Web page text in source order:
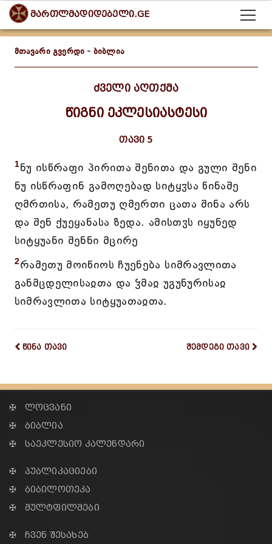
მართლმადიდებელი.GE
მთავარი გვერდი - ბიბლია
ძველი აღთქმა
წიგნი ეკლესიასტესი
თავი 5
1ნუ ისწრაფი პირითა შენითა და გული შენი
ნუ ისწრაფინ გამოღებად სიტყჳსა წინაშე
ღმრთისა, რამეთუ ღმერთი ცათა შინა არს
და შენ ქუეყანასა ზედა. ამისთჳს იყუნედ
სიტყუანი შენნი მცირე
2რამეთუ მოიწიოს ჩუენება სიმრავლითა
განმცდელისაჲთა და ჴმაჲ უგუნურისაჲ
სიმრავლითა სიტყუათაჲთა.
წინა თავი შემდეგი თავი
✠ ლოცვანი
✠ ბიბლია
✠ საეკლესიო კალენდარი
✠ პუბლიკაციები
✠ ბიბილოთეკა
✠ მულტფილმები
✠ ჩვენ შესახებ